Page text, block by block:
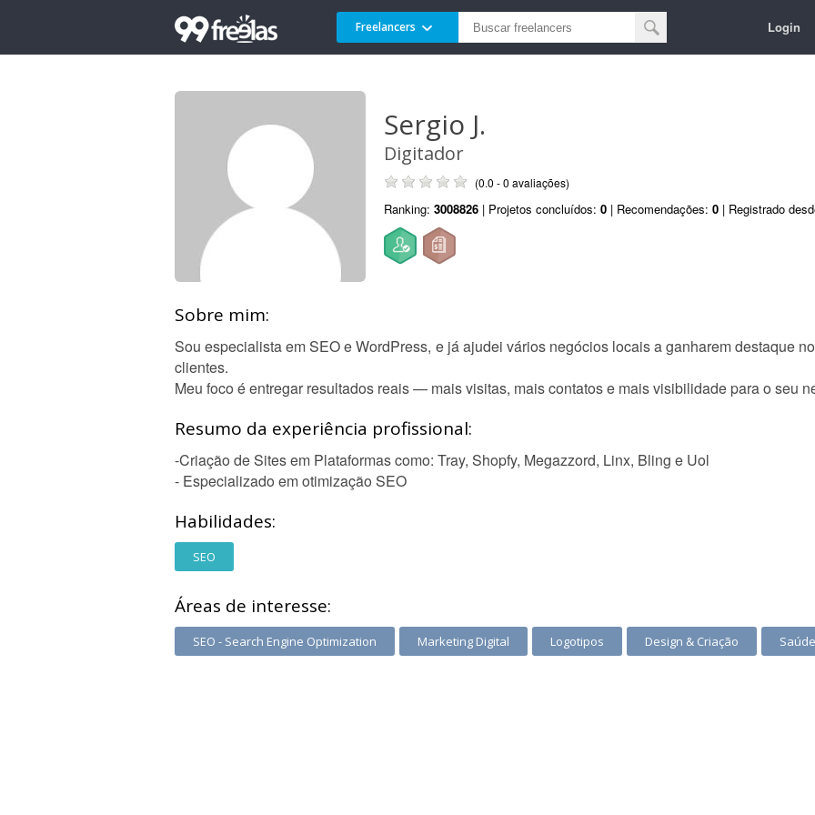
Freelancers Login
Sergio J.
Digitador
(0.0 - 0 avaliações)
Ranking: 3008826 | Projetos concluídos: 0 | Recomendações: 0 | Registrado
Sobre mim:
Sou especialista em SEO e WordPress, e já ajudei vários negócios locais a ganharem destaque
clientes.
Meu foco é entregar resultados reais — mais visitas, mais contatos e mais visibilidade para o seu
Resumo da experiência profissional:
-Criação de Sites em Plataformas como: Tray, Shopfy, Megazzord, Linx, Bling e Uol
- Especializado em otimização SEO
Habilidades:
SEO
Áreas de interesse:
SEO - Search Engine Optimization Marketing Digital Logotipos Design & Criação